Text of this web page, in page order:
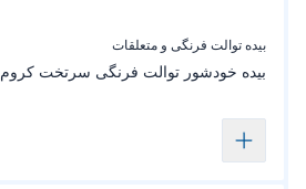
بیده توالت فرنگی و متعلقات
بیده خودشور‌ توالت‌ فرنگی سرتخت کروم